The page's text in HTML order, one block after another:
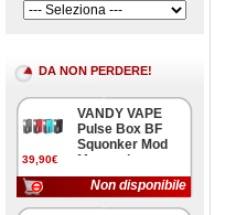
DA NON PERDERE!
39,90€
VANDY VAPE
Pulse Box BF
Squonker Mod
Meccanica
Non disponibile